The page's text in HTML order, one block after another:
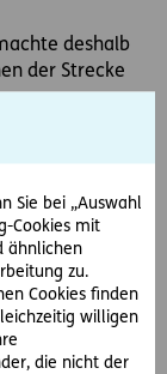
Sie bei „Auswahl
Cookies mit
ähnlichen
zu.
Cookies finden
willigen
die nicht der
deshalb
der Strecke
Sicht darauf
konkreten Fall:
absolviert habe